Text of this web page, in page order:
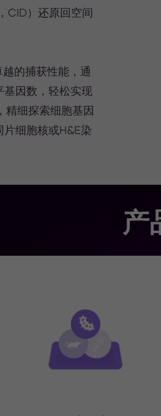
CID）还原回空间
的捕获性能，通
基因数，轻松实现
精细探索细胞基因
细胞核或H&E染
产